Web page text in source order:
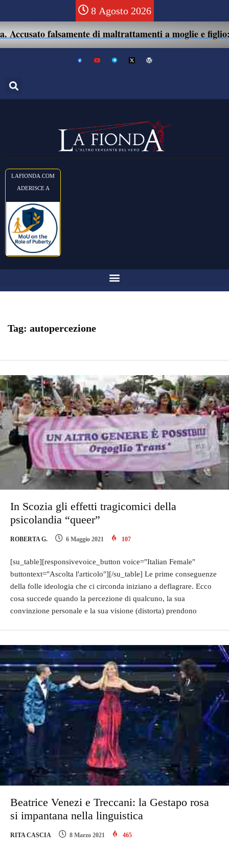
8 Agosto 2026
falsamente di maltrattamenti a moglie e figlio:
LAFIONDA.COM
ADERISCE A
Tag: autopercezione
In Scozia gli effetti tragicomici della
psicolandia “queer”
ROBERTA G. 6 Maggio 2021 107
[su_table][responsivevoice_button voice="Italian Female"
buttontext="Ascolta l'articolo"][/su_table] Le prime conseguenze
della folle ideologia che ci circonda iniziano a deflagrare. Ecco
cosa succede quando la percezione di qualcuno, la sua
convinzione personale e la sua visione (distorta) prendono
Beatrice Venezi e Treccani: la Gestapo rosa
si impantana nella linguistica
RITA CASCIA 8 Marzo 2021 465